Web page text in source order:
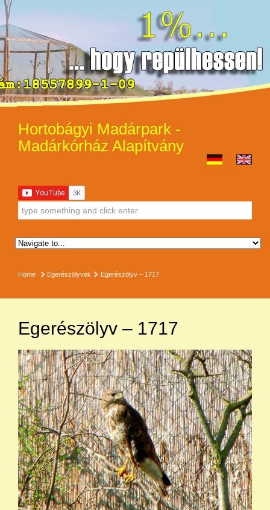
Hortobágyi Madárpark -
Madárkórház Alapítvány
Home Egerészölyvek Egerészölyv – 1717
Egerészölyv – 1717